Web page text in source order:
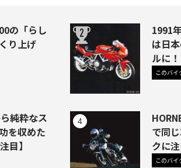
の「らし
り上げ
1991
は日
ルに
このバイ
純粋なス
を収めた
目】
で同
クに注
このバイ